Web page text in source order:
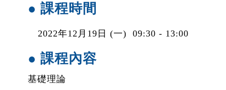
● 課程時間
2022年12 月 19日 (一) 09:30 - 13:00
● 課程內容
基礎理論